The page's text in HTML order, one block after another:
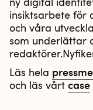
insiktsarbete för
och våra
som underlättar
Läs hela
och läs vårt case